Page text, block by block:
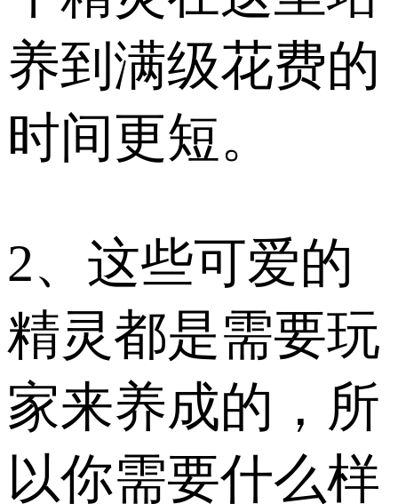
养到满级花费的
时间更短。
2、这些可爱的
精灵都是需要玩
家来养成的，所
以你需要什么样